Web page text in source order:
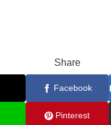
Share
Facebook
Pinterest